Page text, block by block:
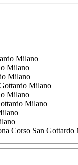
Milano
Milano
Milano
Milano
Milano
Milano
Corso San Gottardo